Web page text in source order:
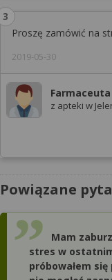
Proszę zamówić na
2019-05-30
Farmaceuta
z apteki w
Powiązane
Mam
stres w
próbowałem się